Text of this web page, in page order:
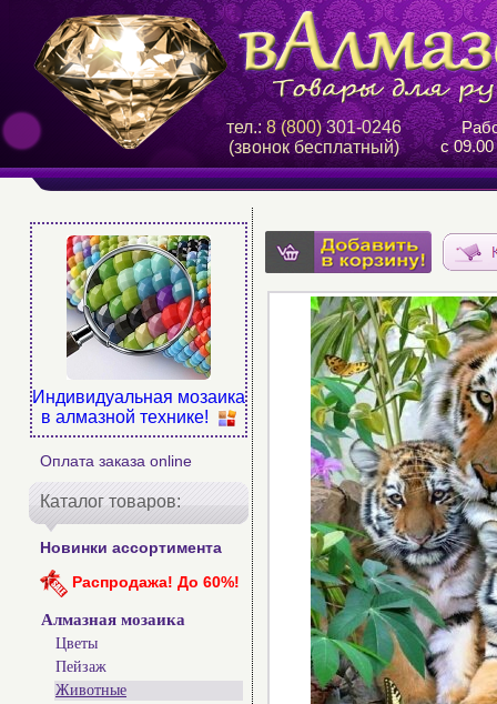
тел.:8 (800)301-0246
(звонок бесплатный)
с
Индивидуальная мозаика
в алмазной технике!
Оплата заказа online
Каталог товаров:
Новинки ассортимента
Распродажа! До 60%!
Алмазная мозаика
Цветы
Пейзаж
Животные